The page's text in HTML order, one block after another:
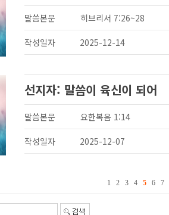
말씀본문 히브리서 7:26~28
작성일자 2025-12-14
선지자: 말씀이 육신이 되어
말씀본문 요한복음 1:14
작성일자 2025-12-07
1 2 3 4 5 6 7